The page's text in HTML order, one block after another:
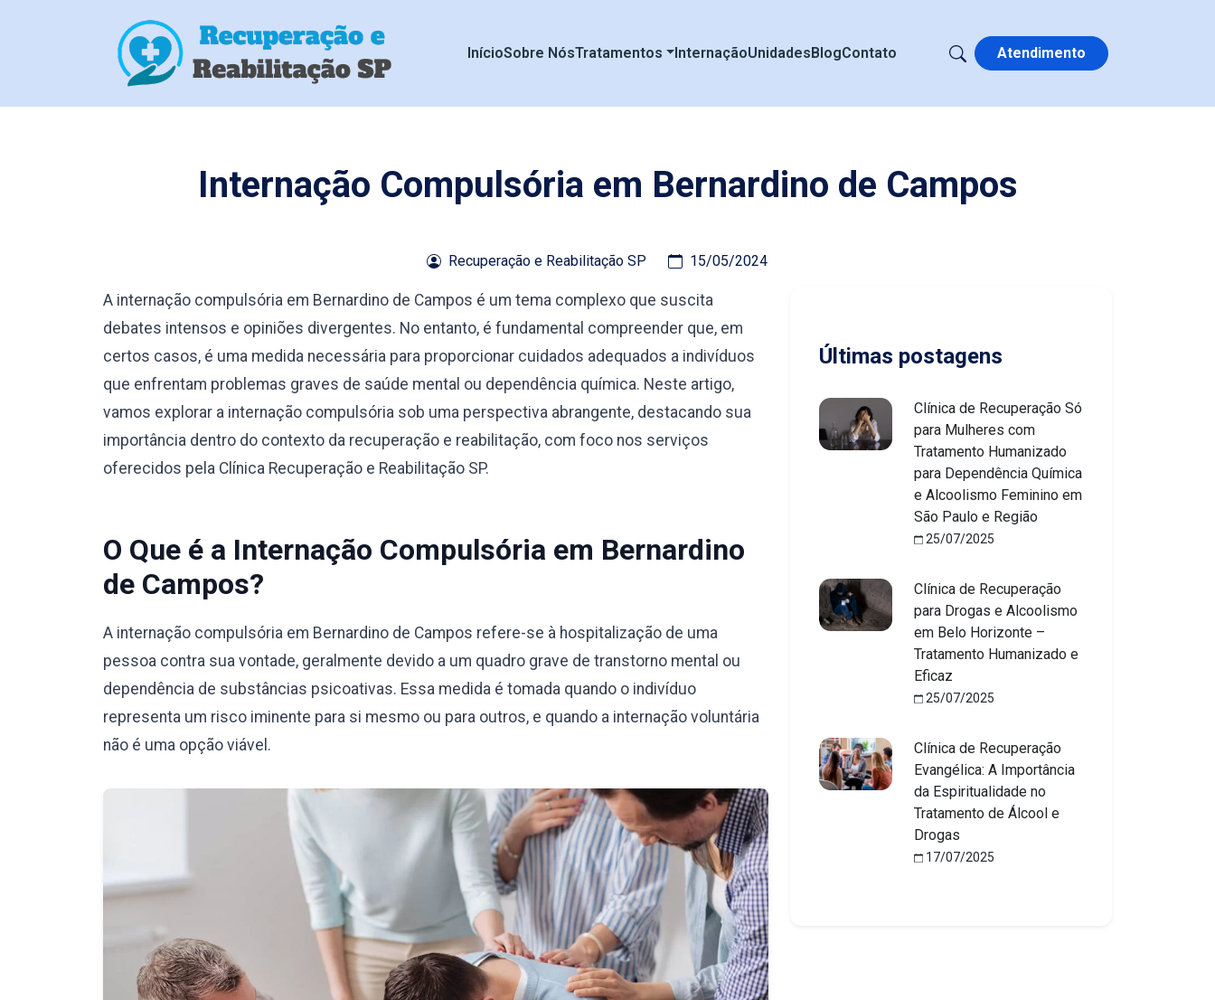
InícioSobre NósTratamentos InternaçãoUnidadesBlogContato Atendimento
Internação Compulsória em Bernardino de Campos
Recuperação e Reabilitação SP 15/05/2024
A internação compulsória em Bernardino de Campos é um tema complexo que suscita
debates intensos e opiniões divergentes. No entanto, é fundamental compreender que, em
certos casos, é uma medida necessária para proporcionar cuidados adequados a indivíduos
que enfrentam problemas graves de saúde mental ou dependência química. Neste artigo,
vamos explorar a internação compulsória sob uma perspectiva abrangente, destacando sua
importância dentro do contexto da recuperação e reabilitação, com foco nos serviços
oferecidos pela Clínica Recuperação e Reabilitação SP.
O Que é a Internação Compulsória em Bernardino
de Campos?
A internação compulsória em Bernardino de Campos refere-se à hospitalização de uma
pessoa contra sua vontade, geralmente devido a um quadro grave de transtorno mental ou
dependência de substâncias psicoativas. Essa medida é tomada quando o indivíduo
representa um risco iminente para si mesmo ou para outros, e quando a internação voluntária
não é uma opção viável.
Últimas postagens
Clínica de Recuperação Só
para Mulheres com
Tratamento Humanizado
para Dependência Química
e Alcoolismo Feminino em
São Paulo e Região
25/07/2025
Clínica de Recuperação
para Drogas e Alcoolismo
em Belo Horizonte –
Tratamento Humanizado e
Eficaz
25/07/2025
Clínica de Recuperação
Evangélica: A Importância
da Espiritualidade no
Tratamento de Álcool e
Drogas
17/07/2025